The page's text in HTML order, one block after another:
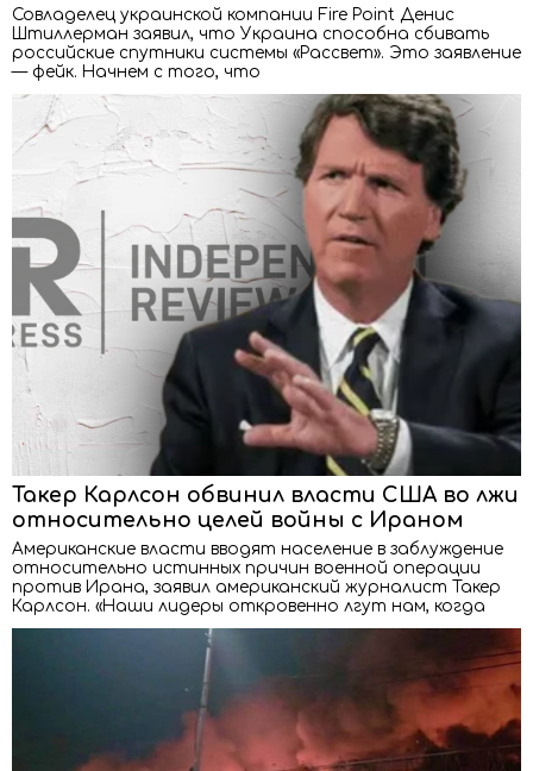
Совладелец украинской компании Fire Point Денис
Штиллерман заявил, что Украина способна сбивать
российские спутники системы «Рассвет». Это заявление
— фейк. Начнем с того, что
Такер Карлсон обвинил власти США во лжи
относительно целей войны с Ираном
Американские власти вводят население в заблуждение
относительно истинных причин военной операции
против Ирана, заявил американский журналист Такер
Карлсон. «Наши лидеры откровенно лгут нам, когда